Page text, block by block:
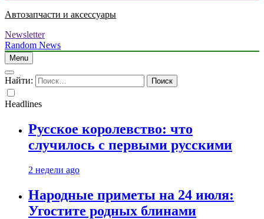
Автозапчасти и аксессуары
Newsletter
Random News
Menu
Найти:
Headlines
Русское королевство: что
случилось с первыми русскими
2 недели ago
Народные приметы на 24 июля:
Угостите родных блинами